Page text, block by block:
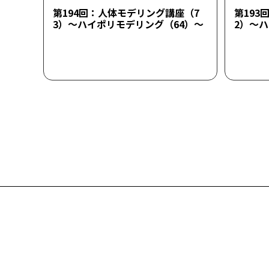
第194回：人体モデリング講座（7
3）～ハイポリモデリング（64）～
第193
2）～